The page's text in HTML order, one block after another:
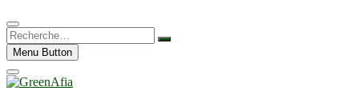
Recherche…
Menu Button